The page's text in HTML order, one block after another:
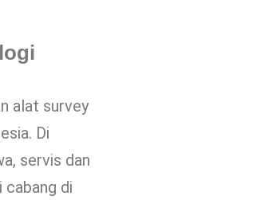
alat survey
Di
servis dan
cabang di